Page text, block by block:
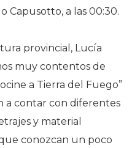
Capusotto, a las 00:30.
provincial, Lucía
muy contentos de
a Tierra del Fuego”
a contar con diferentes
y material
conozcan un poco